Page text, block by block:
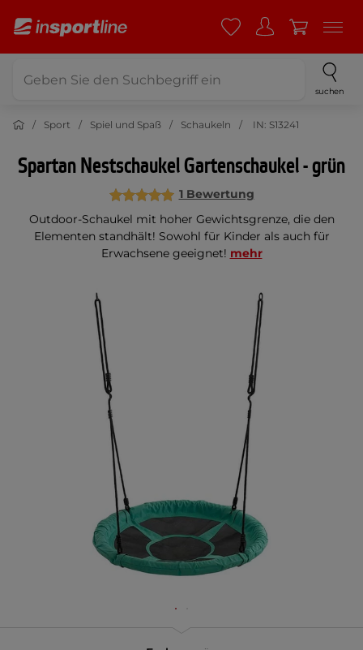
suchen
Sport Spiel und Spaß Schaukeln IN: S13241
Spartan Nestschaukel Gartenschaukel - grün
1 Bewertung
Outdoor-Schaukel mit hoher Gewichtsgrenze, die den
Elementen standhält! Sowohl für Kinder als auch für
Erwachsene geeignet! mehr